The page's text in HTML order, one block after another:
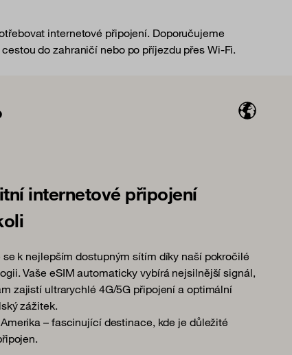
internetové připojení. Doporučujeme
do zahraničí nebo po příjezdu přes Wi-Fi.
internetové připojení
se k nejlepším dostupným sítím díky naší pokročilé
Vaše eSIM automaticky vybírá nejsilnější signál,
zajistí ultrarychlé 4G/5G připojení a optimální
zážitek.
– fascinující destinace, kde je důležité